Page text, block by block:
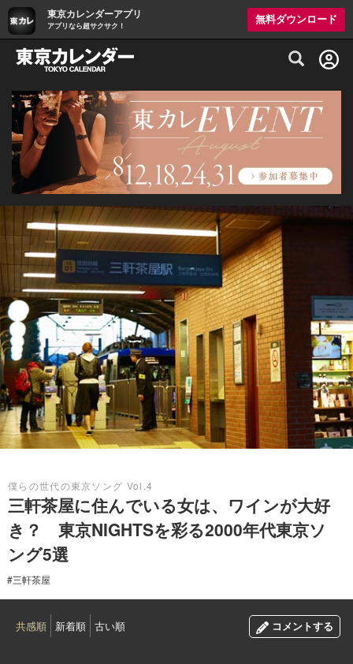
東京カレンダーアプリ
アプリなら超サクサク！
無料ダウンロード
グルメ情報・プレミアムレストラン予約
僕らの世代の東京ソング Vol.4
三軒茶屋に住んでいる女は、ワインが大好
き？ 東京NIGHTSを彩る2000年代東京ソ
ング5選
#三軒茶屋
共感順 新着順 古い順 コメントする